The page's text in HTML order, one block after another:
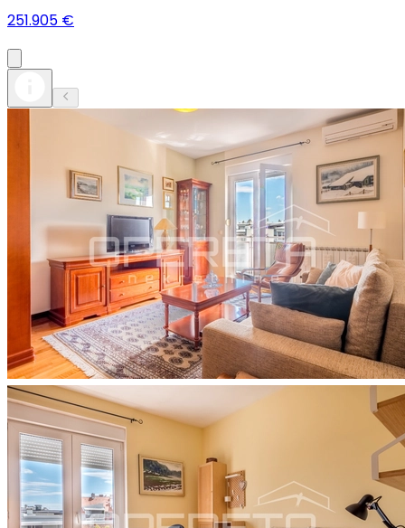
251.905 €